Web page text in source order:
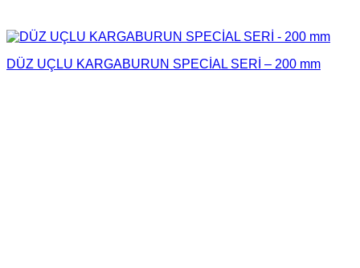
DÜZ UÇLU KARGABURUN SPECİAL SERİ – 200 mm